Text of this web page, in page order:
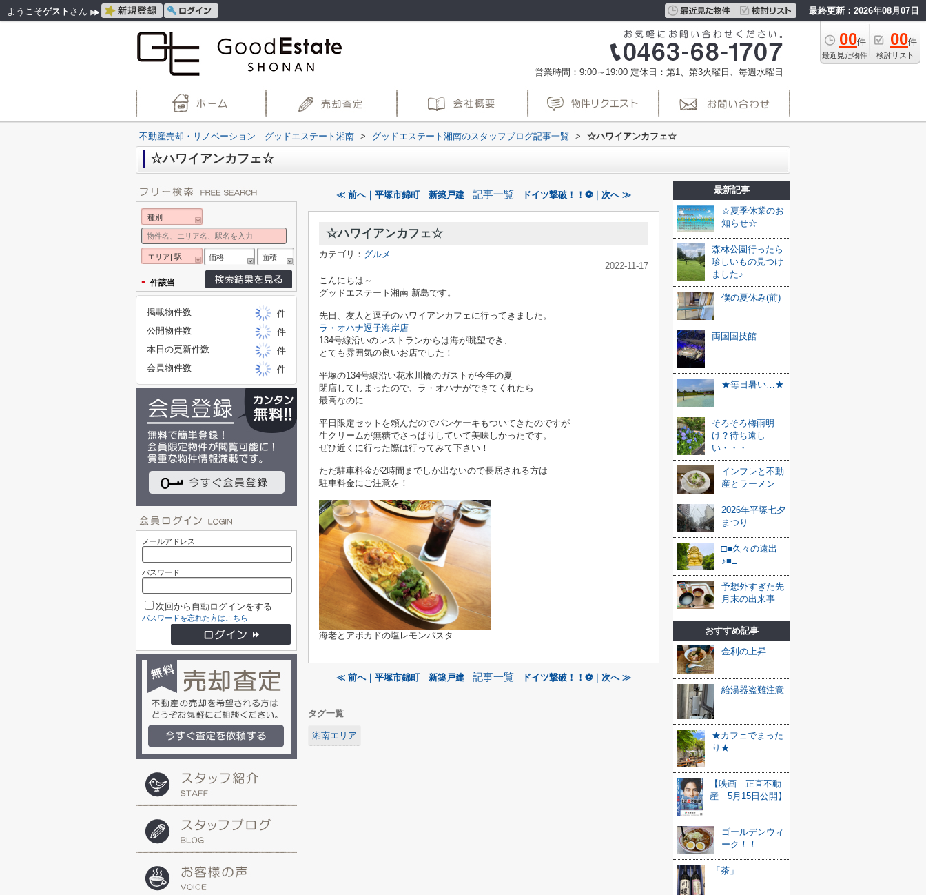
ようこそゲスト さん 最終更新：2026年08月07日
00件
最近見た物件
00件
検討リスト
営業時間：9:00～19:00 定休日：第1、第3火曜日、毎週水曜日
不動産売却・リノベーション｜グッドエステート湘南 > グッドエステート湘南のスタッフブログ記事一覧 > ☆ハワイアンカフェ☆
☆ハワイアンカフェ☆
≪ 前へ｜平塚市錦町 新築戸建 記事一覧 ドイツ撃破！！⚽｜次へ ≫
☆ハワイアンカフェ☆
カテゴリ： グルメ
2022-11-17
こんにちは～
グッドエステート湘南 新島です。
先日、友人と逗子のハワイアンカフェに行ってきました。
ラ・オハナ逗子海岸店
134号線沿いのレストランからは海が眺望でき、
とても雰囲気の良いお店でした！
平塚の134号線沿い花水川橋のガストが今年の夏
閉店してしまったので、ラ・オハナができてくれたら
最高なのに…
平日限定セットを頼んだのでパンケーキもついてきたのですが
生クリームが無糖でさっぱりしていて美味しかったです。
ぜひ近くに行った際は行ってみて下さい！
ただ駐車料金が2時間までしか出ないので長居される方は
駐車料金にご注意を！
海老とアボカドの塩レモンパスタ
≪ 前へ｜平塚市錦町 新築戸建 記事一覧 ドイツ撃破！！⚽｜次へ ≫
タグ一覧
湘南エリア
最新記事
☆夏季休業のお
知らせ☆
森林公園行ったら
珍しいもの見つけ
ました♪
僕の夏休み(前)
両国国技館
★毎日暑い…★
そろそろ梅雨明
け？待ち遠し
い・・・
インフレと不動
産とラーメン
2026年平塚七夕
まつり
□■久々の遠出
♪■□
予想外すぎた先
月末の出来事
おすすめ記事
金利の上昇
給湯器盗難注意
★カフェでまった
り★
【映画 正直不動
産 5月15日公開】
ゴールデンウィ
ーク！！
「茶」
種別
エリア| 駅 価格 面積
- 件該当
掲載物件数
件
公開物件数
件
本日の更新件数
件
会員物件数
件
メールアドレス
パスワード
次回から自動ログインをする
パスワードを忘れた方はこちら